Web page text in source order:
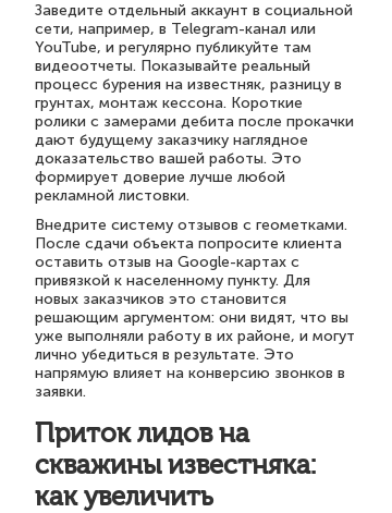
Заведите отдельный аккаунт в социальной
сети, например, в Telegram-канал или
YouTube, и регулярно публикуйте там
видеоотчеты. Показывайте реальный
процесс бурения на известняк, разницу в
грунтах, монтаж кессона. Короткие
ролики с замерами дебита после прокачки
дают будущему заказчику наглядное
доказательство вашей работы. Это
формирует доверие лучше любой
рекламной листовки.
Внедрите систему отзывов с геометками.
После сдачи объекта попросите клиента
оставить отзыв на Google-картах с
привязкой к населенному пункту. Для
новых заказчиков это становится
решающим аргументом: они видят, что вы
уже выполняли работу в их районе, и могут
лично убедиться в результате. Это
напрямую влияет на конверсию звонков в
заявки.
Приток лидов на
скважины известняка:
как увеличить